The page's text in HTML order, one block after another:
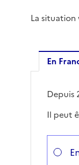
La situation
En
En
Depuis
Il peut
Vous